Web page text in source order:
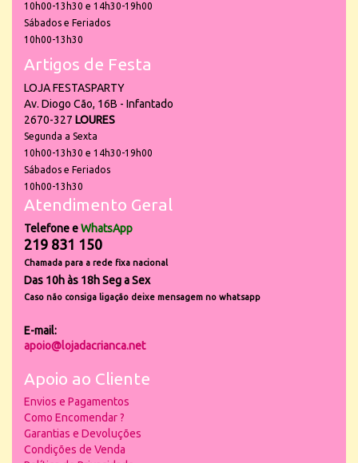
10h00-13h30 e 14h30-19h00
Sábados e Feriados
10h00-13h30
Artigos de Festa
LOJA FESTASPARTY
Av. Diogo Cão, 16B - Infantado
2670-327 LOURES
Segunda a Sexta
10h00-13h30 e 14h30-19h00
Sábados e Feriados
10h00-13h30
Atendimento Geral
Telefone eWhatsApp
219 831 150
Chamada para a rede fixa nacional
Das 10h às 18h Seg a Sex
Caso não consiga ligação deixe mensagem no whatsapp
E-mail:
apoio@lojadacrianca.net
Apoio ao Cliente
Envios e Pagamentos
Como Encomendar ?
Garantias e Devoluções
Condições de Venda